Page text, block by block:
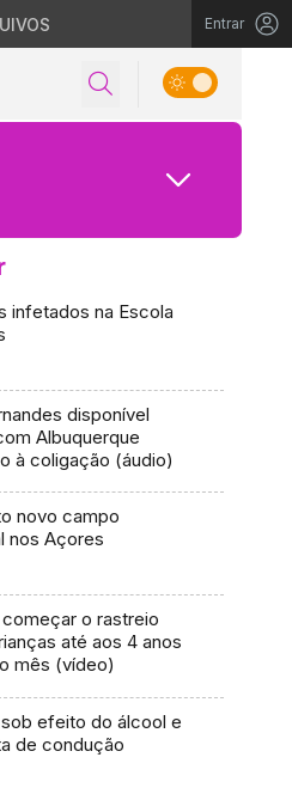
Entrar
infetados na Escola
disponível
Albuquerque
à coligação (áudio)
novo campo
nos Açores
começar o rastreio
até aos 4 anos
mês (vídeo)
efeito do álcool e
de condução